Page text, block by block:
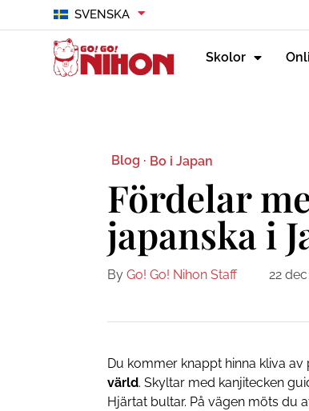
SVENSKA
Skolor
Blog · Bo i Japan
Fördelar
japanska i
By Go! Go! Nihon Staff 22
Du kommer knappt hinna kliva
värld. Skyltar med kanjitecken
Hjärtat bultar. På vägen möts du